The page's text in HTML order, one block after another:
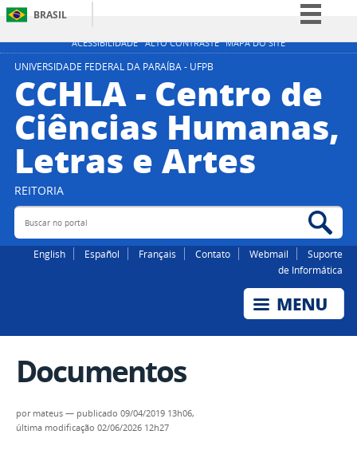
ACESSIBILIDADE ALTO CONTRASTE MAPA DO SITE
BRASIL
Simplifique!
Participe
Legislação
Canais
UNIVERSIDADE FEDERAL DA PARAÍBA - UFPB
CCHLA - Centro de
Ciências Humanas,
Letras e Artes
REITORIA
Buscar no portal
English Español Français Contato Webmail
Suporte
de Informática
Documentos
por mateus — publicado 09/04/2019 13h06,
última modificação 02/06/2026 12h27